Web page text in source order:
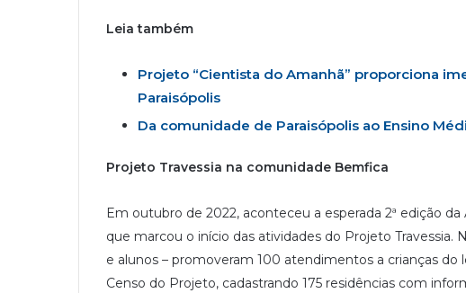
Leia também
Projeto “Cientista do Amanhã” proporciona
Paraisópolis
Da comunidade de Paraisópolis ao Ensino
Projeto Travessia na comunidade Bemfica
Em outubro de 2022, aconteceu a esperada 2ª edição
que marcou o início das atividades do Projeto Travessia.
e alunos – promoveram 100 atendimentos a crianças
Censo do Projeto, cadastrando 175 residências com